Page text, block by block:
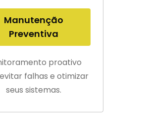
Manutenção
Preventiva
proativo
falhas e otimizar
seus sistemas.